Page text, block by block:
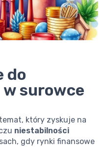
do
surowce
który zyskuje na
niestabilności
gdy rynki finansowe